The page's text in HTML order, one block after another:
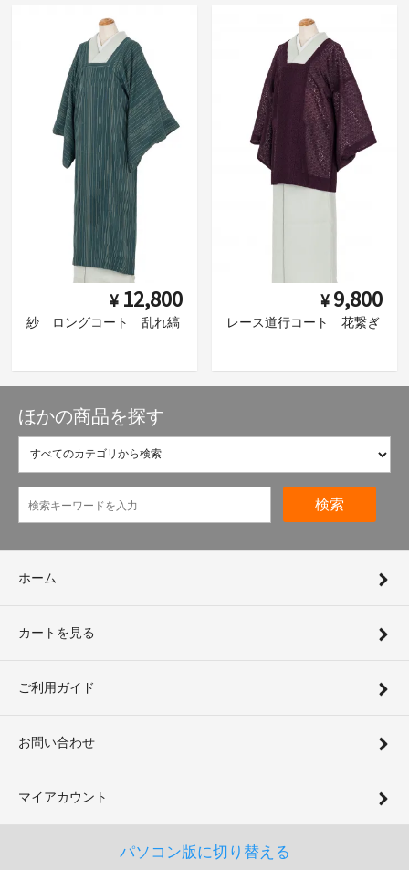
¥ 12,800
紗 ロングコート 乱れ縞
¥ 9,800
レース道行コート 花繋ぎ
ほかの商品を探す
検索
ホーム
カートを見る
ご利用ガイド
お問い合わせ
マイアカウント
パソコン版に切り替える